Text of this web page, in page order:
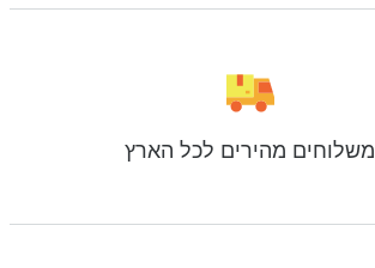
משלוחים מהירים לכל הארץ